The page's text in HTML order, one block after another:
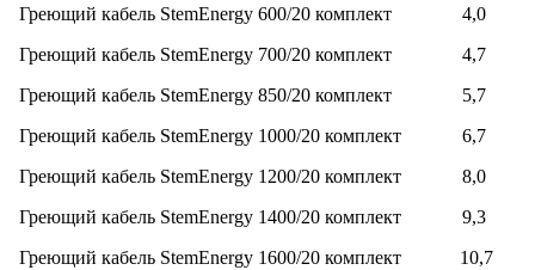
Греющий кабель StemEnergy 600/20 комплект
4,0
Греющий кабель StemEnergy 700/20 комплект
4,7
Греющий кабель StemEnergy 850/20 комплект
5,7
Греющий кабель StemEnergy 1000/20 комплект
6,7
Греющий кабель StemEnergy 1200/20 комплект
8,0
Греющий кабель StemEnergy 1400/20 комплект
9,3
Греющий кабель StemEnergy 1600/20 комплект
10,7